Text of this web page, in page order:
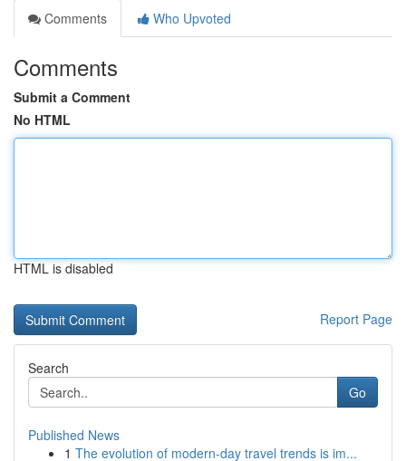
Comments
Who Upvoted
Comments
Submit a Comment
No HTML
HTML is disabled
Report Page
Search
Go
Published News
1 The evolution of modern-day travel trends is im...